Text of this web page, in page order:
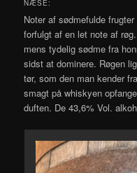
NÆSE:
Noter af sødmefulde
forfulgt af en let note af
mens tydelig sødme fra
sidst at dominere. Røgen
tør, som den man kender
smagt på whiskyen
duften. De 43,6% Vol.